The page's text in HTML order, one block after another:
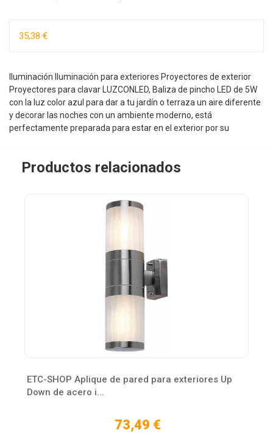
35,38 €
Iluminación Iluminación para exteriores Proyectores de exterior
Proyectores para clavar LUZCONLED, Baliza de pincho LED de 5W
con la luz color azul para dar a tu jardín o terraza un aire diferente
y decorar las noches con un ambiente moderno, está
perfectamente preparada para estar en el exterior por su
Productos relacionados
ETC-SHOP Aplique de pared para exteriores Up
Down de acero i...
73,49 €